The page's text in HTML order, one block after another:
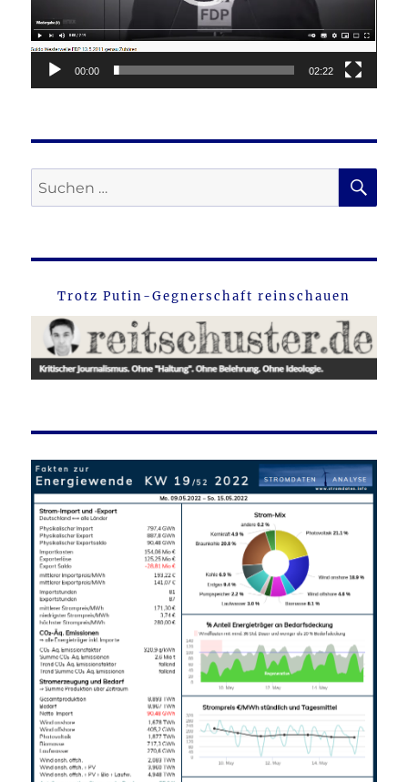
00:00 02:22
Suche
nach:
Trotz Putin-Gegnerschaft reinschauen